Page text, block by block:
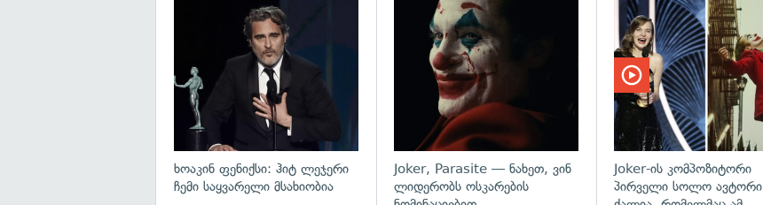
გადახედვა
ხოაკინ ფენიქსი: ჰიტ ლეჯერი
ჩემი საყვარელი მსახიობია
Joker, Parasite — ნახეთ, ვინ
ლიდერობს ოსკარების
Joker-ის კომპოზიტორი
პირველი სოლო ავტორი